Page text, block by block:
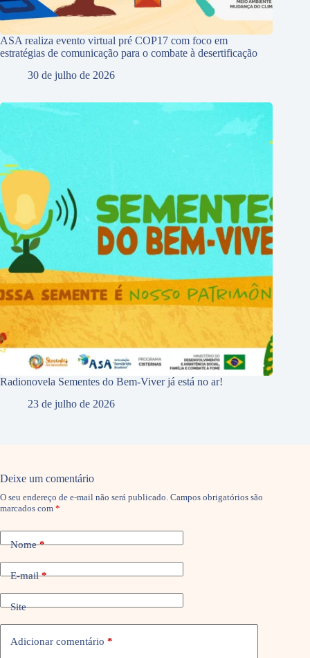
ASA realiza evento virtual pré COP17 com foco em
estratégias de comunicação para o combate à desertificação
30 de julho de 2026
Radionovela Sementes do Bem-Viver já está no ar!
23 de julho de 2026
Deixe um comentário
O seu endereço de e-mail não será publicado. Campos obrigatórios são
marcados com *
Nome*
E-mail*
Site
Adicionar comentário *